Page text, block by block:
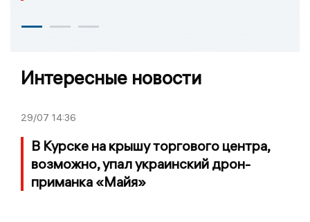
Интересные новости
29/07 14:36
В Курске на крышу торгового центра,
возможно, упал украинский дрон-
приманка «Майя»